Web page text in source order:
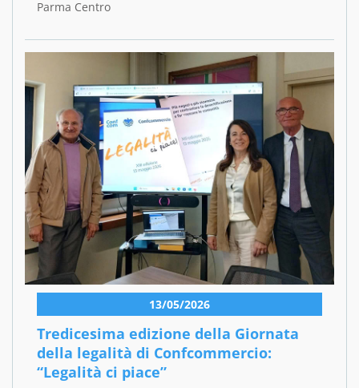
Parma Centro
13/05/2026
Tredicesima edizione della Giornata
della legalità di Confcommercio:
“Legalità ci piace”